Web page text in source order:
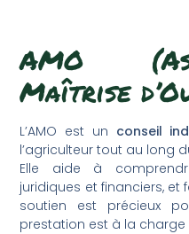
AMO
Maîtrise
L’AMO est un conseil
l’agriculteur tout au long
Elle aide à
juridiques et financiers, et
soutien est précieux
prestation est à la charge